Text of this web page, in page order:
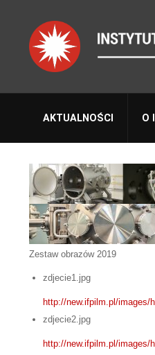
AKTUALNOŚCI O
Zestaw obrazów 2019
zdjecie1.jpg
http://new.ifpilm.pl/images/
zdjecie2.jpg
http://new.ifpilm.pl/images/